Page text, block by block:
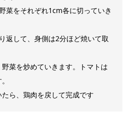
菜をそれぞれ1cm各に切っていき
返して、身側は2分ほど焼いて取
菜を炒めていきます。トマトは
ら、鶏肉を戻して完成です